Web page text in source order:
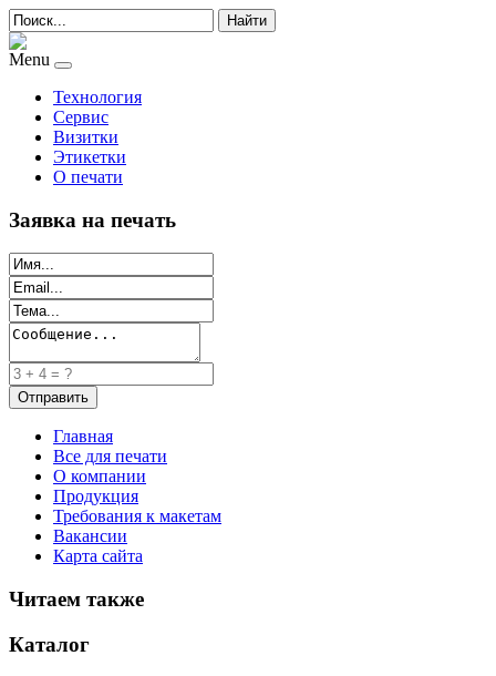
Найти
Menu
Технология
Сервис
Визитки
Этикетки
О печати
Заявка на печать
Главная
Все для печати
О компании
Продукция
Требования к макетам
Вакансии
Карта сайта
Читаем также
Каталог